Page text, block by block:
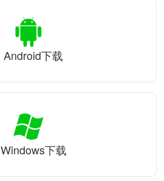
Android下载
Windows下载